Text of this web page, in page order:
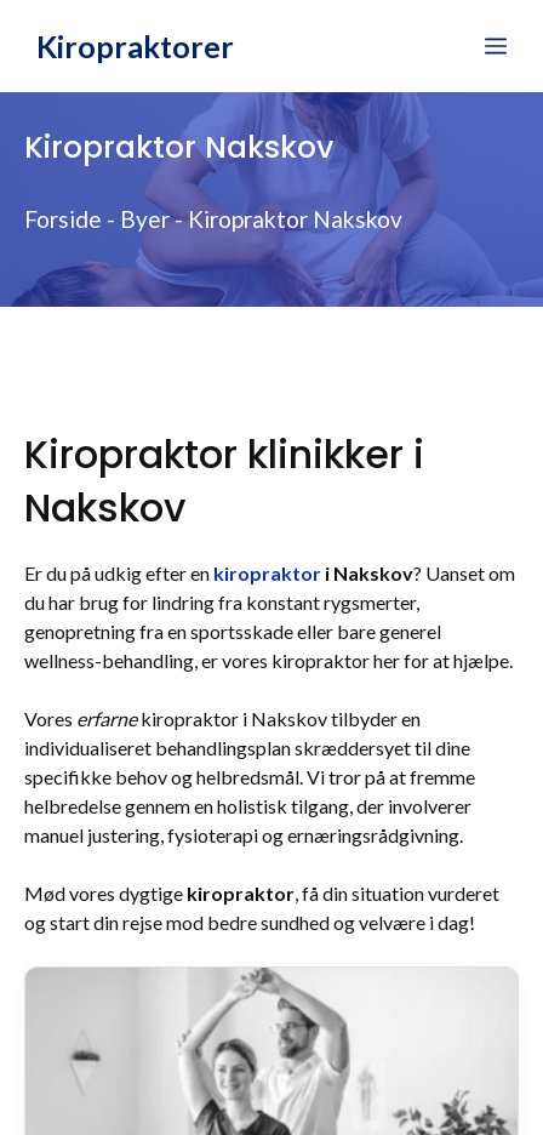
Kiropraktorer
Kiropraktor Nakskov
Forside - Byer-Kiropraktor Nakskov
Kiropraktor klinikker i
Nakskov
Er du på udkig efter en kiropraktor i Nakskov? Uanset om
du har brug for lindring fra konstant rygsmerter,
genopretning fra en sportsskade eller bare generel
wellness-behandling, er vores kiropraktor her for at hjælpe.
Vores erfarnekiropraktor i Nakskov tilbyder en
individualiseret behandlingsplan skræddersyet til dine
specifikke behov og helbredsmål. Vi tror på at fremme
helbredelse gennem en holistisk tilgang, der involverer
manuel justering, fysioterapi og ernæringsrådgivning.
Mød vores dygtige kiropraktor, få din situation vurderet
og start din rejse mod bedre sundhed og velvære i dag!